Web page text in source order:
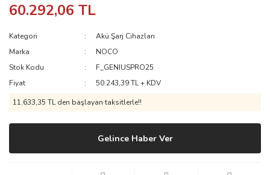
60.292,06 TL
Kategori
Akü Şarj Cihazları
Marka
NOCO
Stok Kodu
F_GENIUSPRO25
Fiyat
50.243,39 TL + KDV
11.633,35 TL den başlayan taksitlerle!!
Gelince Haber Ver